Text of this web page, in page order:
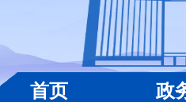
首页 政